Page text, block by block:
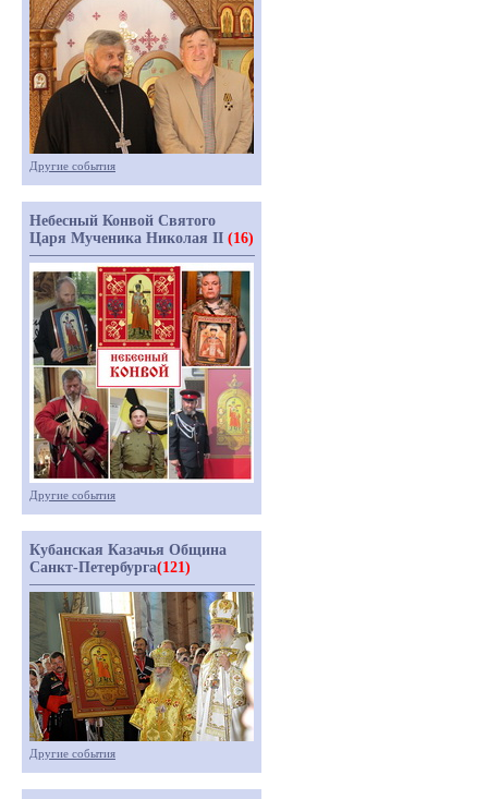
Другие события
Небесный Конвой Святого
Царя Мученика Николая II (16)
Другие события
Кубанская Казачья Община
Санкт-Петербурга(121)
Другие события